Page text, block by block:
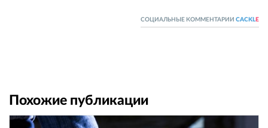
СОЦИАЛЬНЫЕ КОММЕНТАРИИ CACKL E
Похожие публикации